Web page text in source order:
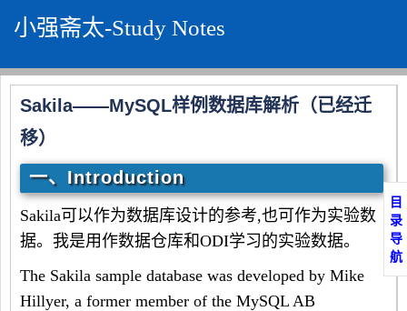
小强斋太-Study Notes
Sakila——MySQL样例数据库解析（已经迁
移）
一、Introduction
Sakila可以作为数据库设计的参考,也可作为实验数
据。我是用作数据仓库和ODI学习的实验数据。
The Sakila sample database was developed by Mike
Hillyer, a former member of the MySQL AB
目
录
导
航